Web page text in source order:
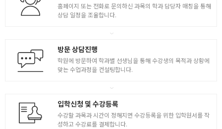
홈페이지 또는 전화로 문의하신 과목의 학과 담당자 매칭을 통해
상담 일정을 조율합니다.
방문 상담진행
학원에 방문하여 학과별 선생님을 통해 수강생의 목적과 상황에
맞는 수업과정을 컨설팅합니다.
입학신청 및 수강등록
수강할 과목과 시간이 정해지면 수강등록을 위한 입학원서를 작
성하고 수강료를 결제합니다.